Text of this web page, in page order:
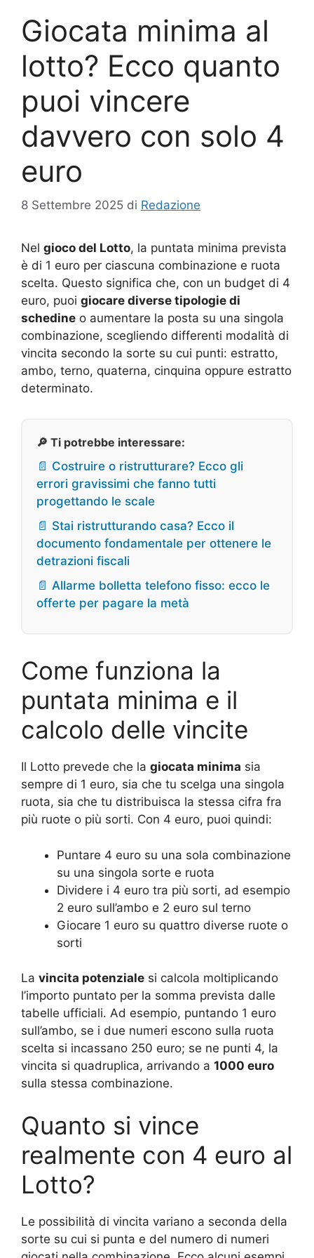
Giocata minima al
lotto? Ecco quanto
puoi vincere
davvero con solo 4
euro
8 Settembre 2025 di Redazione
Nel gioco del Lotto, la puntata minima prevista
è di 1 euro per ciascuna combinazione e ruota
scelta. Questo significa che, con un budget di 4
euro, puoi giocare diverse tipologie di
schedine o aumentare la posta su una singola
combinazione, scegliendo differenti modalità di
vincita secondo la sorte su cui punti: estratto,
ambo, terno, quaterna, cinquina oppure estratto
determinato.
🔎 Ti potrebbe interessare:
📄 Costruire o ristrutturare? Ecco gli
errori gravissimi che fanno tutti
progettando le scale
📄 Stai ristrutturando casa? Ecco il
documento fondamentale per ottenere le
detrazioni fiscali
📄 Allarme bolletta telefono fisso: ecco le
offerte per pagare la metà
Come funziona la
puntata minima e il
calcolo delle vincite
Il Lotto prevede che la giocata minima sia
sempre di 1 euro, sia che tu scelga una singola
ruota, sia che tu distribuisca la stessa cifra fra
più ruote o più sorti. Con 4 euro, puoi quindi:
Puntare 4 euro su una sola combinazione
su una singola sorte e ruota
Dividere i 4 euro tra più sorti, ad esempio
2 euro sull’ambo e 2 euro sul terno
Giocare 1 euro su quattro diverse ruote o
sorti
La vincita potenziale si calcola moltiplicando
l’importo puntato per la somma prevista dalle
tabelle ufficiali. Ad esempio, puntando 1 euro
sull’ambo, se i due numeri escono sulla ruota
scelta si incassano 250 euro; se ne punti 4, la
vincita si quadruplica, arrivando a 1000 euro
sulla stessa combinazione.
Quanto si vince
realmente con 4 euro al
Lotto?
Le possibilità di vincita variano a seconda della
sorte su cui si punta e del numero di numeri